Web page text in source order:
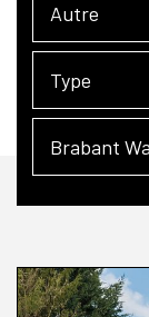
Autre
Type
Brabant